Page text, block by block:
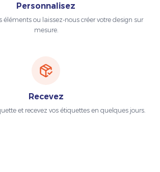
Personnalisez
éléments ou laissez-nous créer votre design sur
mesure.
Recevez
et recevez vos étiquettes en quelques jours.